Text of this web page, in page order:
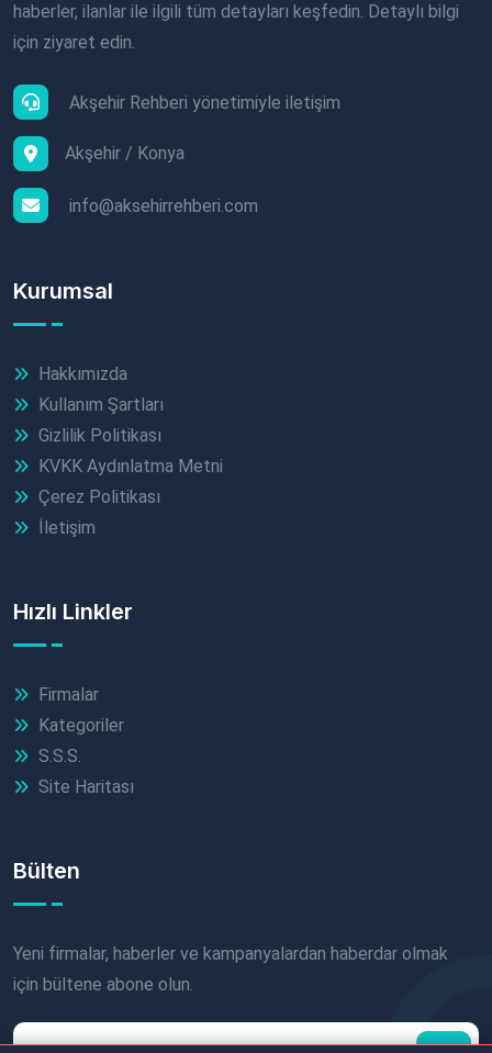
haberler, ilanlar ile ilgili tüm detayları keşfedin. Detaylı bilgi
için ziyaret edin.
Akşehir Rehberi yönetimiyle iletişim
Akşehir / Konya
info@aksehirrehberi.com
Kurumsal
Hakkımızda
Kullanım Şartları
Gizlilik Politikası
KVKK Aydınlatma Metni
Çerez Politikası
İletişim
Hızlı Linkler
Firmalar
Kategoriler
S.S.S.
Site Haritası
Bülten
Yeni firmalar, haberler ve kampanyalardan haberdar olmak
için bültene abone olun.